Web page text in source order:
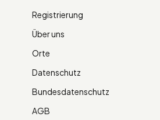
Registrierung
Über uns
Orte
Datenschutz
Bundesdatenschutz
AGB